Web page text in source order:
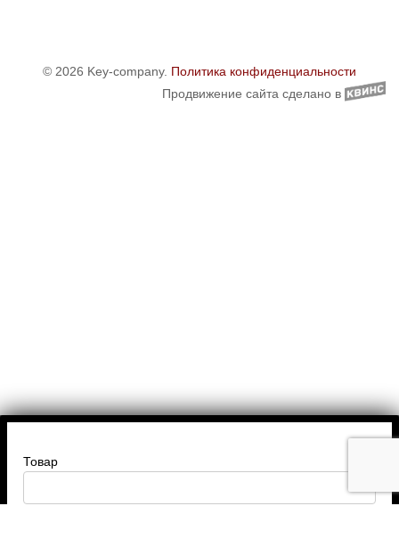
© 2026 Key-company. Политика конфиденциальности
Продвижение сайта сделано в
Товар